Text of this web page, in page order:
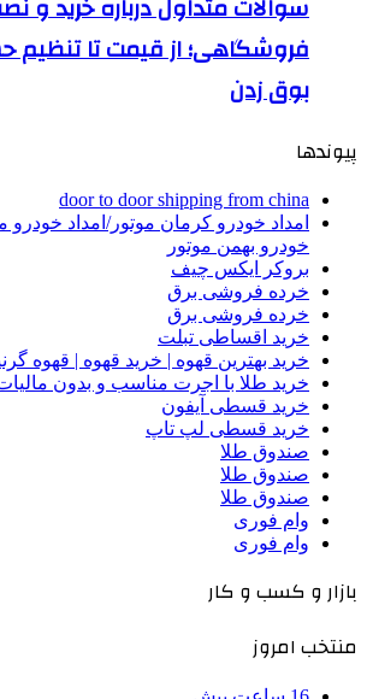
سوالات متداول درباره خرید و
فروشگاهی؛ از قیمت تا
بوق زدن
پیوندها
door to door shipping from china
امداد خودرو کرمان موتور/امداد خودرو
خودرو بهمن موتور
بروکر ایکس چیف
خرده فروشی برق
خرده فروشی برق
خرید اقساطی تبلت
خرید بهترین قهوه | خرید قهوه | قهوه
خرید طلا با اجرت مناسب و بدون
خرید قسطی آیفون
خرید قسطی لپ تاپ
صندوق طلا
صندوق طلا
صندوق طلا
وام فوری
وام فوری
بازار و کسب و کار
منتخب امروز